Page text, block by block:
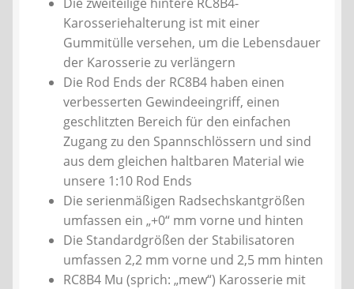
Karosseriehalterung ist mit einer
Gummitülle versehen, um die Lebensdauer
der Karosserie zu verlängern
Die Rod Ends der RC8B4 haben einen
verbesserten Gewindeeingriff, einen
geschlitzten Bereich für den einfachen
Zugang zu den Spannschlössern und sind
aus dem gleichen haltbaren Material wie
unsere 1:10 Rod Ends
Die serienmäßigen Radsechskantgrößen
umfassen ein „+0“ mm vorne und hinten
Die Standardgrößen der Stabilisatoren
umfassen 2,2 mm vorne und 2,5 mm hinten
RC8B4 Mu (sprich: „mew“) Karosserie mit